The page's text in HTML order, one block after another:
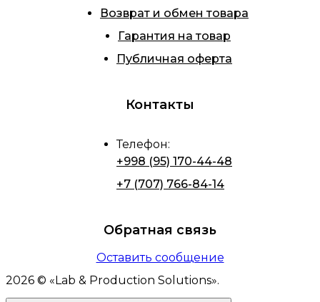
Возврат и обмен товара
Гарантия на товар
Публичная оферта
Контакты
Телефон:
+998 (95) 170-44-48
+7 (707) 766-84-14
Обратная связь
Оставить сообщение
2026 © « Lab & Production Solutions».